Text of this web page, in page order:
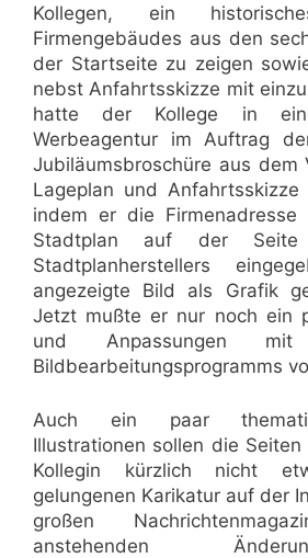
Kollegen, ein
Firmengebäudes aus den
der Startseite zu zeigen
nebst Anfahrtsskizze mit
hatte der Kollege in
Werbeagentur im Auftrag
Jubiläumsbroschüre aus dem
Lageplan und
indem er die
Stadtplan auf der Seite
Stadtplanherstellers
angezeigte Bild als Grafik
Jetzt mußte er nur noch ein
und Anpassungen
Bildbearbeitungsprogramms
Auch ein paar
Illustrationen sollen die
Kollegin kürzlich nicht
gelungenen Karikatur auf der
großen
anstehenden